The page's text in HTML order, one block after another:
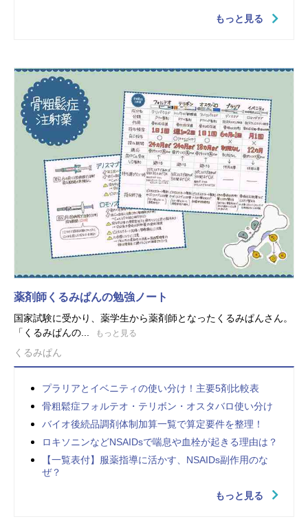
もっと見る
薬剤師くるみぱんの勉強ノート
国家試験に受かり、薬学生から薬剤師となったくるみぱんさん。
「くるみぱんの...
もっと見る
くるみぱん
プラリアとイベニティの使い分け！主要5剤比較表
骨粗鬆症フォルテオ・テリボン・オスタバロ使い分け
バイオ後続品調剤体制加算一覧で算定要件を整理！
ロキソニンなどNSAIDsで喘息や血栓が起きる理由は？
【一覧表付】服薬指導に活かす、NSAIDs副作用のな
ぜ？
もっと見る